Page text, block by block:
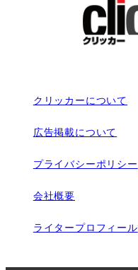
クリッカーについて
広告掲載について
プライバシーポリシー
会社概要
ライタープロフィール